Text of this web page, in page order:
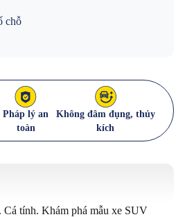
chỗ
Pháp lý an
toàn
Không đâm đụng, thủy
kích
tính. Khám phá mẫu xe SUV